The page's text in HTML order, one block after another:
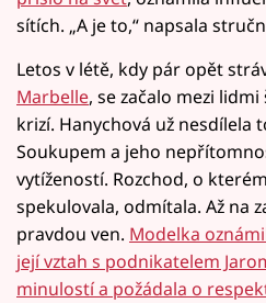
sítích. „A je to,“ napsala
Letos v létě, kdy pár opět
Marbelle, se začalo mezi
krizí. Hanychová už nesdílela
Soukupem a jeho
vytížeností. Rozchod, o
spekulovala, odmítala. Až na
pravdou ven. Modelka
její vztah s podnikatelem
minulostí a požádala o